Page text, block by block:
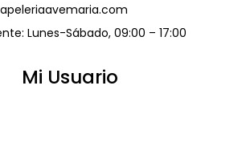
Lunes-Sábado, 09:00 – 17:00
Mi Usuario